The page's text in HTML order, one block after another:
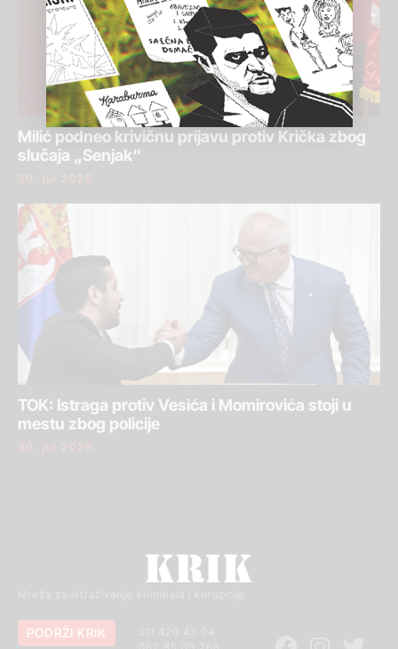
Milić podneo krivičnu prijavu protiv Krička zbog
slučaja „Senjak“
30. jul 2026.
TOK: Istraga protiv Vesića i Momirovića stoji u
mestu zbog policije
30. jul 2026.
Mreža za istraživanje kriminala i korupcije
011 420 43 04
PODRŽI KRIK